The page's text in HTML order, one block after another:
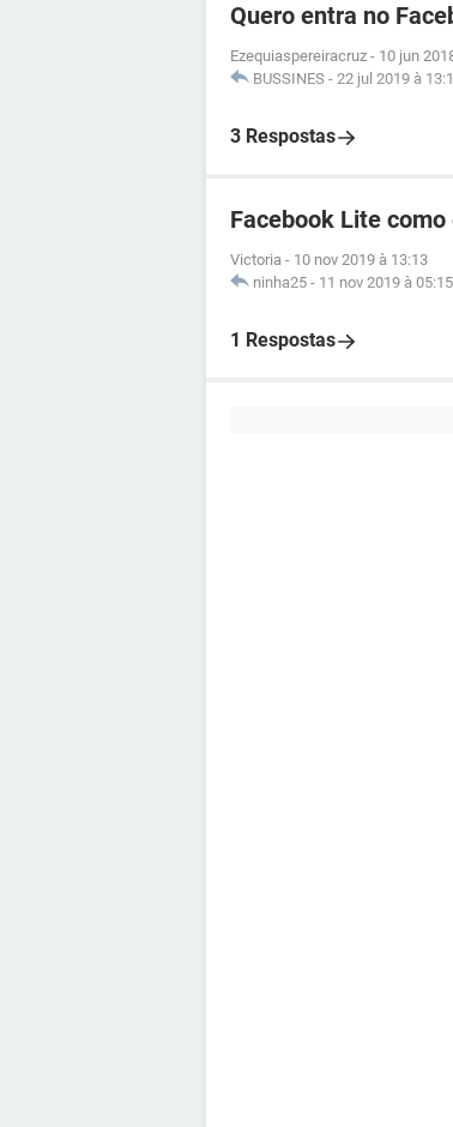
Quero entra no
Ezequiaspereiracruz - 10 jun
BUSSINES - 22 jul 2019 à
3 Respostas
Facebook Lite
Victoria - 10 nov 2019 à 13:13
ninha25 - 11 nov 2019 à 05:15
1 Respostas